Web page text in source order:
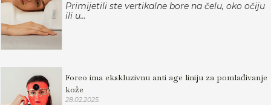
Primijetili ste vertikalne bore na čelu, oko očiju
ili u...
Foreo ima ekskluzivnu anti age liniju za pomlađivanje
kože
28.02.2025.